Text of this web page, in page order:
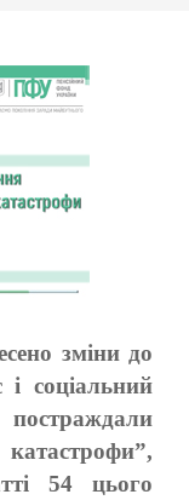
зміни до
соціальний
54 цього